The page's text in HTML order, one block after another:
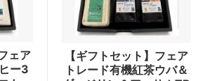
ェア
ー3
【ギフトセット】フェア
トレード有機紅茶ウバ＆